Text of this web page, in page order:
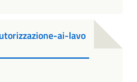
ai-lavo